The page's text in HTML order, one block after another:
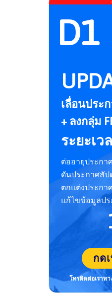
D1
เลื่อนประ
+ ลงกลุ่ม
ระยะเว
ต่ออายุประกา
ดันประกาศสัป
ตกแต่งประกา
แก้ไขข้อมูลปร
กด
โทรติดต่อเราทา